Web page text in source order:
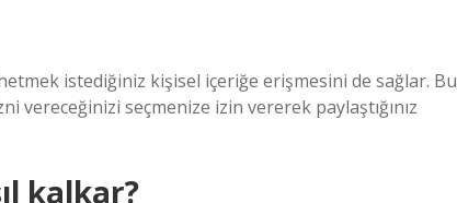
istediğiniz kişisel içeriğe erişmesini de sağlar. Bu
seçmenize izin vererek paylaştığınız
kalkar?